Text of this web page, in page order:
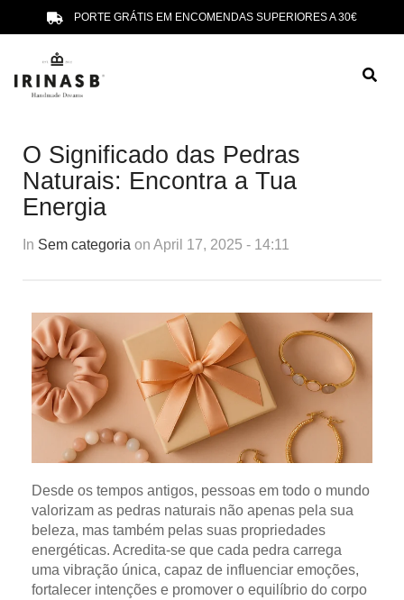
PORTE GRÁTIS EM ENCOMENDAS SUPERIORES A 30€
O Significado das Pedras
Naturais: Encontra a Tua
Energia
In Sem categoria on April 17, 2025 - 14:11
Desde os tempos antigos, pessoas em todo o mundo
valorizam as pedras naturais não apenas pela sua
beleza, mas também pelas suas propriedades
energéticas. Acredita-se que cada pedra carrega
uma vibração única, capaz de influenciar emoções,
fortalecer intenções e promover o equilíbrio do corpo